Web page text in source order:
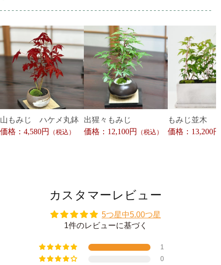
山もみじ ハケメ丸鉢
価格：4,580円
（税込）
出猩々もみじ
価格：12,100円
（税込）
もみじ並木
価格：13,200円
カスタマーレビュー
5つ星中5.00つ星
1件のレビューに基づく
1
0